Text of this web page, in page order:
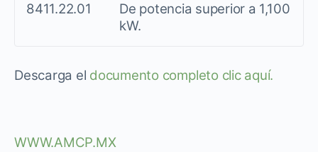
8411.22.01
De potencia superior a 1,100
kW.
Descarga el documento completo clic aquí.
WWW.AMCP.MX